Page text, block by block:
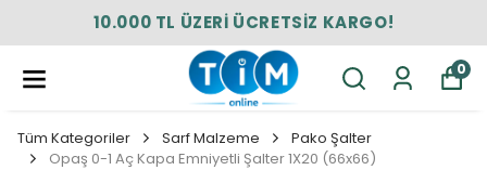
10.000 TL ÜZERİ ÜCRETSİZ KARGO!
0
Tüm Kategoriler Sarf Malzeme
Pako Şalter
Opaş 0-1 Aç Kapa Emniyetli Şalter 1X20 (66x66)